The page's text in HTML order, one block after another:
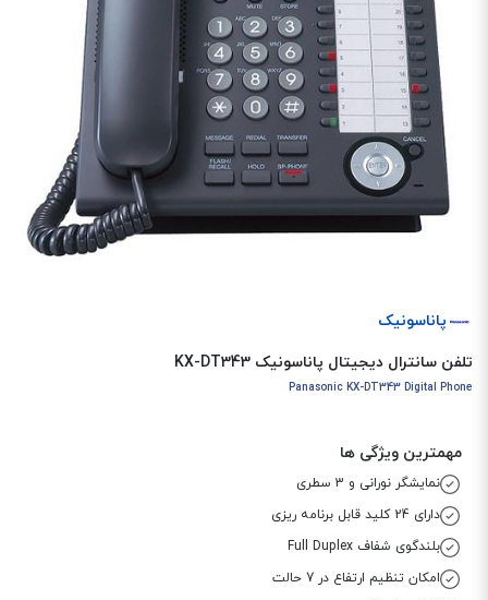
پاناسونیک
تلفن سانترال دیجیتال پاناسونیک KX-DT343
Panasonic KX-DT343 Digital Phone
مهمترین ویژگی ها
نمایشگر نورانی و 3 سطری
دارای 24 کلید قابل برنامه ریزی
بلندگوی شفاف Full Duplex
امکان تنظیم ارتفاع در 7 حالت